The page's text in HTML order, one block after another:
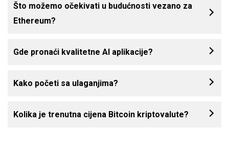
Što možemo očekivati u budućnosti vezano za
Ethereum?
Gde pronaći kvalitetne AI aplikacije?
Kako početi sa ulaganjima?
Kolika je trenutna cijena Bitcoin kriptovalute?